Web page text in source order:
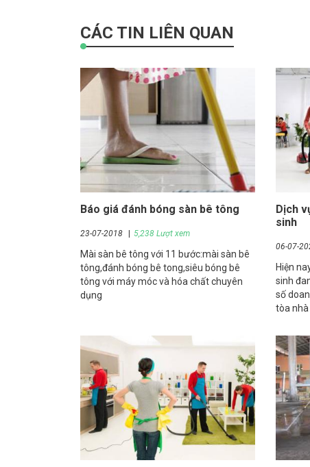
CÁC TIN LIÊN QUAN
Báo giá đánh bóng sàn bê tông
23-07-2018 5,238 Lượt xem
Mài sàn bê tông với 11 bước:mài sàn bê
tông,đánh bóng bê tong,siêu bóng bê
tông với máy móc và hóa chất chuyên
dụng
Dịch
sinh
06-07-
Hiện
sinh
số
tòa nhà